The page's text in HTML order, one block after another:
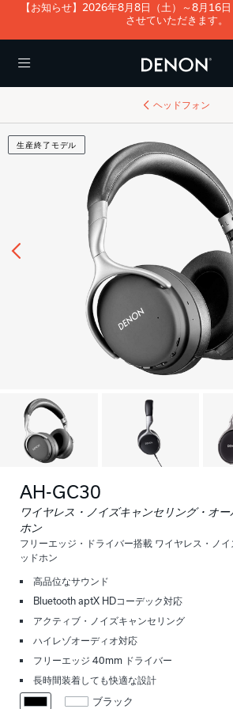
【お知らせ】2026年8月8日（土）～8月16
させていただきます。
ヘッドフォン
生産終了モデル
AH-GC30
ワイヤレス・ノイズキャンセリング・オ
ホン
フリーエッジ・ドライバー搭載 ワイヤレス・ノ
ッドホン
高品位なサウンド
Bluetooth aptX HDコーデック対応
アクティブ・ノイズキャンセリング
ハイレゾオーディオ対応
フリーエッジ 40mm ドライバー
長時間装着しても快適な設計
ブラック